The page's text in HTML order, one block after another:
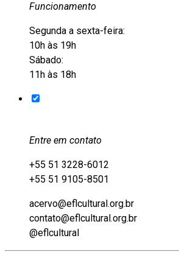
Funcionamento
Segunda a sexta-feira:
10h às 19h
Sábado:
11h às 18h
Entre em contato
+55 51 3228-6012
+55 51 9105-8501
acervo@eflcultural.org.br
contato@eflcultural.org.br
@eflcultural